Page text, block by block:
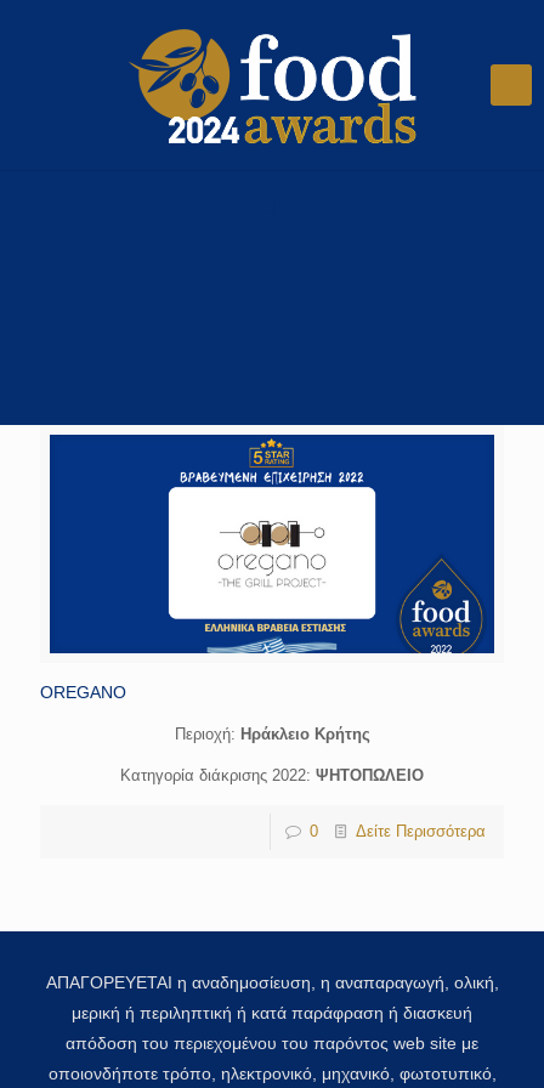
OREGANO
Περιοχή: Hράκλειο Κρήτης
Κατηγορία διάκρισης 2022: ΨΗΤΟΠΩΛΕΙΟ
0 Δείτε Περισσότερα
ΑΠΑΓΟΡΕΥΕΤΑΙ η αναδημοσίευση, η αναπαραγωγή, ολική,
μερική ή περιληπτική ή κατά παράφραση ή διασκευή
απόδοση του περιεχομένου του παρόντος web site με
οποιονδήποτε τρόπο, ηλεκτρονικό, μηχανικό, φωτοτυπικό,